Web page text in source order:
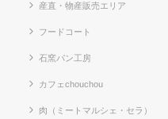
産直・物産販売エリア
フードコート
石窯パン工房
カフェchouchou
肉（ミートマルシェ・セラ）